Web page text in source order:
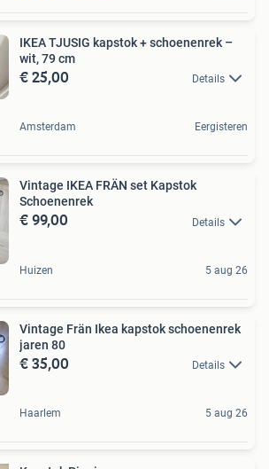
IKEA TJUSIG kapstok + schoenenrek –
wit, 79 cm
€ 25,00 Details
Amsterdam Eergisteren
Vintage IKEA FRÄN set Kapstok
Schoenenrek
€ 99,00 Details
Huizen 5 aug 26
Vintage Frän Ikea kapstok schoenenrek
jaren 80
€ 35,00 Details
Haarlem 5 aug 26